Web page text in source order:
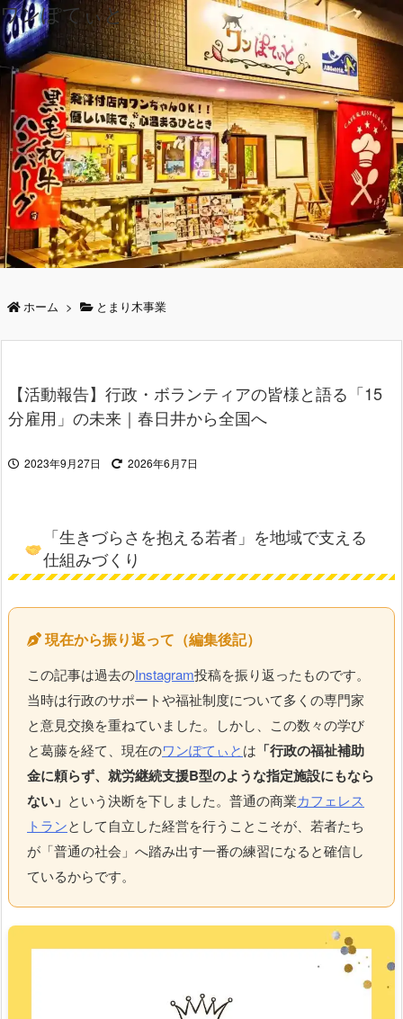
ワンぽてぃと
ホーム > とまり木事業
【活動報告】行政・ボランティアの皆様と語る「15
分雇用」の未来｜春日井から全国へ
2023年9月27日 2026年6月7日
「生きづらさを抱える若者」を地域で支える
仕組みづくり
現在から振り返って（編集後記）
この記事は過去のInstagram投稿を振り返ったものです。
当時は行政のサポートや福祉制度について多くの専門家
と意見交換を重ねていました。しかし、この数々の学び
と葛藤を経て、現在のワンぽてぃとは 「行政の福祉補助
金に頼らず、就労継続支援B型のような指定施設にもなら
ない」 という決断を下しました。普通の商業カフェレス
トランとして自立した経営を行うことこそが、若者たち
が「普通の社会」へ踏み出す一番の練習になると確信し
ているからです。